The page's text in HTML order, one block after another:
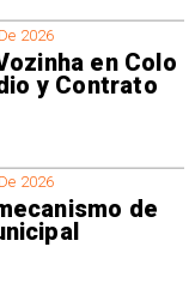
2026
en Colo
y Contrato
2026
de